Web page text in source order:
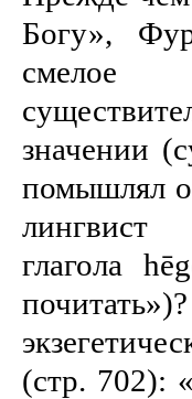
Богу»,
значении
помышлял о
лингвист
глагола
(стр. 702):